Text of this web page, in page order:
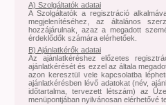
A) Szolgáltatók adatai
A Szolgáltatók a regisztráció
megjelenítéséhez, az általános
hozzájárulnak, azaz a megadott
érdeklődők számára elérhetőek.
B) Ajánlatkérők adatai
Az ajánlatkéréshez előzetes
ajánlatkérését és ezzel az általa
azon keresztül vele kapcsolatba
ajánlatkérésben lévő adatokat (név,
időtartalma, tervezett létszám) az
menüpontjában nyilvánosan elérhetővé